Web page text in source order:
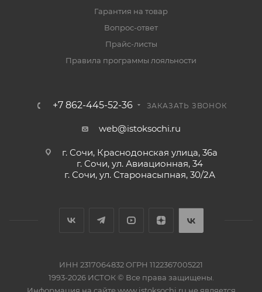
Гарантия на товар
Вопрос-ответ
Прайс-листы
Правила программы лояльности
+7 862-445-52-36 ЗАКАЗАТЬ ЗВОНОК
web@istoksochi.ru
г. Сочи, Краснодонская улица, 36а
г. Сочи, ул. Авиационная, 34
г. Сочи, ул. Старонасыпная, 30/2А
ИНН 2317064832 ОГРН 1122367005221
1993-2026 ИСТОК © Все права защищены.